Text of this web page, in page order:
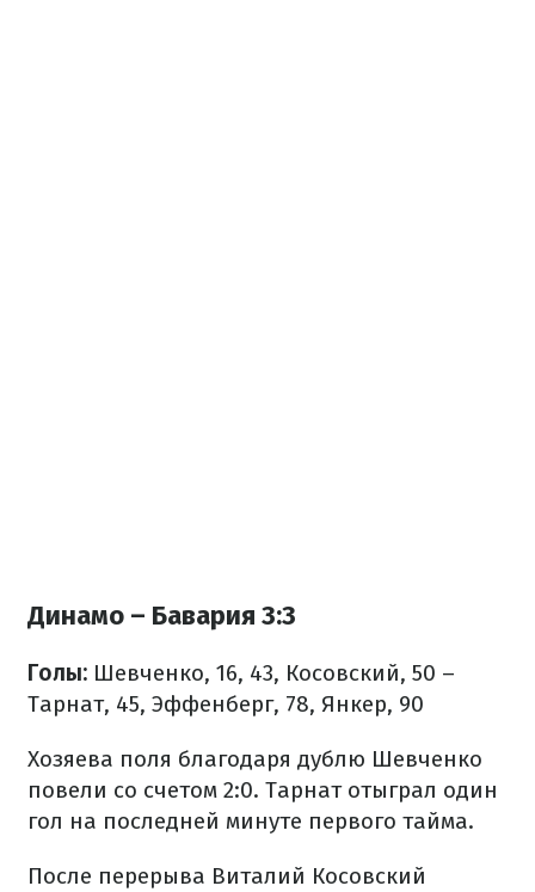
Динамо – Бавария 3:3
Голы: Шевченко, 16, 43, Косовский, 50 –
Тарнат, 45, Эффенберг, 78, Янкер, 90
Хозяева поля благодаря дублю Шевченко
повели со счетом 2:0. Тарнат отыграл один
гол на последней минуте первого тайма.
После перерыва Виталий Косовский